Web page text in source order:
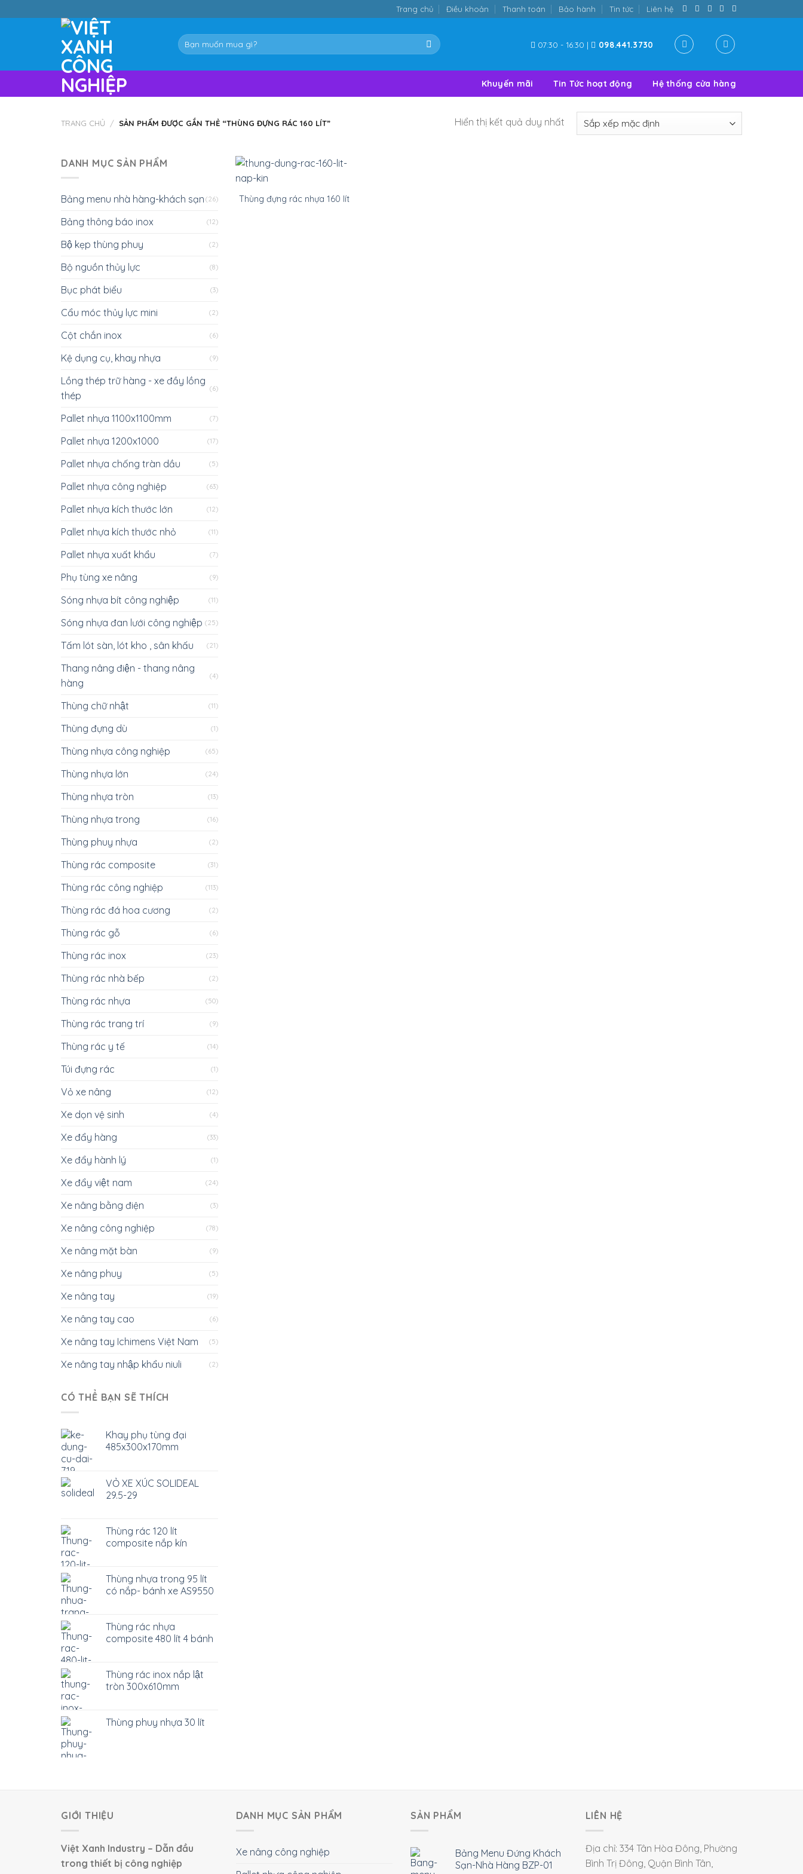
to
Trang chủ Điều khoản Thanh toán Bảo hành Tin tức Liên hệ
Tìm
kiếm:
07:30 - 16:30 | 098.441.3730
Khuyến mãi Tin Tức hoạt động Hệ thống cửa hàng
TRANG CHỦ / SẢN PHẨM ĐƯỢC GẮN THẺ “THÙNG ĐỰNG RÁC 160 LÍT” Hiển thị kết quả duy nhất
DANH MỤC SẢN PHẨM
Bảng menu nhà hàng-khách sạn (26)
Bảng thông báo inox (12)
Bộ kẹp thùng phuy (2)
Bộ nguồn thủy lực (8)
Bục phát biểu (3)
Cẩu móc thủy lực mini (2)
Cột chắn inox (6)
Kệ dụng cụ, khay nhựa (9)
Lồng thép trữ hàng - xe đầy lồng
thép
(6)
Pallet nhựa 1100x1100mm (7)
Pallet nhựa 1200x1000 (17)
Pallet nhựa chống tràn dầu (5)
Pallet nhựa công nghiệp (63)
Pallet nhựa kích thước lớn (12)
Pallet nhựa kích thước nhỏ (11)
Pallet nhựa xuất khẩu (7)
Phụ tùng xe nâng (9)
Sóng nhựa bít công nghiệp (11)
Sóng nhựa đan lưới công nghiệp (25)
Tấm lót sàn, lót kho , sân khấu (21)
Thang nâng điện - thang nâng
hàng
(4)
Thùng chữ nhật (11)
Thùng đựng dù (1)
Thùng nhựa công nghiệp (65)
Thùng nhựa lớn (24)
Thùng nhựa tròn (13)
Thùng nhựa trong (16)
Thùng phuy nhựa (2)
Thùng rác composite (31)
Thùng rác công nghiệp (113)
Thùng rác đá hoa cương (2)
Thùng rác gỗ (6)
Thùng rác inox (23)
Thùng rác nhà bếp (2)
Thùng rác nhựa (50)
Thùng rác trang trí (9)
Thùng rác y tế (14)
Túi đựng rác (1)
Vỏ xe nâng (12)
Xe dọn vệ sinh (4)
Xe đẩy hàng (33)
Xe đẩy hành lý (1)
Xe đẩy việt nam (24)
Xe nâng bằng điện (3)
Xe nâng công nghiệp (78)
Xe nâng mặt bàn (9)
Xe nâng phuy (5)
Xe nâng tay (19)
Xe nâng tay cao (6)
Xe nâng tay Ichimens Việt Nam (5)
Xe nâng tay nhập khẩu niuli (2)
CÓ THỂ BẠN SẼ THÍCH
Khay phụ tùng đại
485x300x170mm
VỎ XE XÚC SOLIDEAL
29.5-29
Thùng rác 120 lít
composite nắp kín
Thùng nhựa trong 95 lít
có nắp- bánh xe AS9550
Thùng rác nhựa
composite 480 lít 4 bánh
Thùng rác inox nắp lật
tròn 300x610mm
Thùng phuy nhựa 30 lít
Thùng đựng rác nhựa 160 lít
GIỚI THIỆU
Việt Xanh Industry – Dẫn đầu
trong thiết bị công nghiệp
DANH MỤC SẢN PHẨM
Xe nâng công nghiệp
SẢN PHẨM
Bảng Menu Đứng Khách
Sạn-Nhà Hàng BZP-01
LIÊN HỆ
Địa chỉ: 334 Tân Hòa Đông, Phường
Bình Trị Đông, Quận Bình Tân,